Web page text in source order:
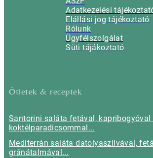
Adatkezelési
Elállási jog tájékoztató
Rólunk
Ügyfélszolgálat
Süti tájákoztató
Ötletek & receptek
Santorini saláta fetával, kapribogyóval
koktélparadicsommal...
Mediterrán saláta datolyaszilvával,
gránátalmával...